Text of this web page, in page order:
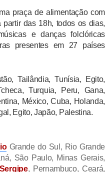
praça de alimentação com
das 18h, todos os dias,
e danças folclóricas
presentes em 27 países
Tailândia, Tunísia, Egito,
Turquia, Peru, Gana,
México, Cuba, Holanda,
Egito, Japão, Palestina.
Grande do Sul, Rio Grande
São Paulo, Minas Gerais,
Sergipe, Pernambuco, Ceará,